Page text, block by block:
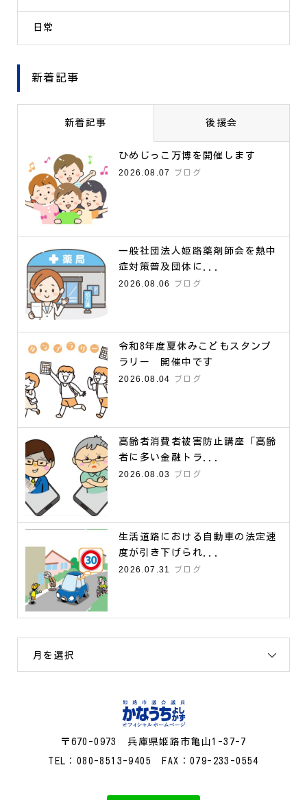
日常
新着記事
新着記事 後援会
ひめじっこ万博を開催します
2026.08.07
ブログ
一般社団法人姫路薬剤師会を熱中
症対策普及団体に...
2026.08.06
ブログ
令和8年度夏休みこどもスタンプ
ラリー 開催中です
2026.08.04
ブログ
高齢者消費者被害防止講座「高齢
者に多い金融トラ...
2026.08.03
ブログ
生活道路における自動車の法定速
度が引き下げられ...
2026.07.31
ブログ
月を選択
〒670-0973 兵庫県姫路市亀山1-37-7
TEL：080-8513-9405 FAX：079-233-0554